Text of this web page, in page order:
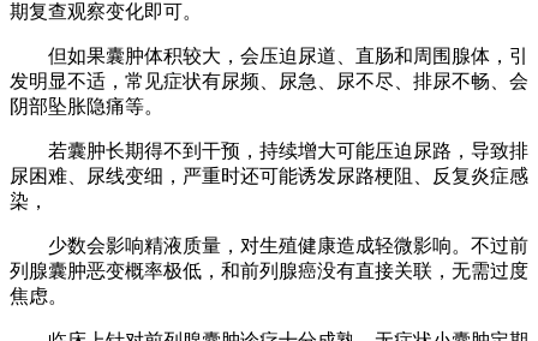
期复查观察变化即可。
但如果囊肿体积较大，会压迫尿道、直肠和周围腺体，引
发明显不适，常见症状有尿频、尿急、尿不尽、排尿不畅、会
阴部坠胀隐痛等。
若囊肿长期得不到干预，持续增大可能压迫尿路，导致排
尿困难、尿线变细，严重时还可能诱发尿路梗阻、反复炎症感
染，
少数会影响精液质量，对生殖健康造成轻微影响。不过前
列腺囊肿恶变概率极低，和前列腺癌没有直接关联，无需过度
焦虑。